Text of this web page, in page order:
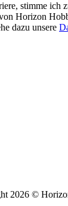
stimme ich
Horizon
dazu unsere
2026 ©